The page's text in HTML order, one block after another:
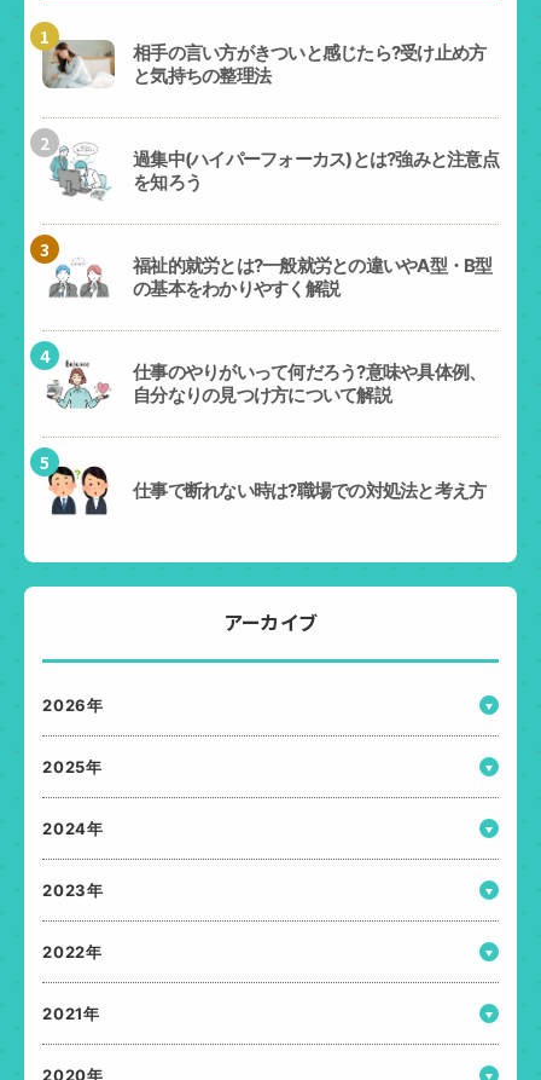
1
相手の言い方がきついと感じたら?受け止め方
と気持ちの整理法
2
過集中(ハイパーフォーカス)とは?強みと注意点
を知ろう
3
福祉的就労とは?一般就労との違いやA型・B型
の基本をわかりやすく解説
4
仕事のやりがいって何だろう?意味や具体例、
自分なりの見つけ方について解説
5
仕事で断れない時は?職場での対処法と考え方
アーカイブ
2026年
2025年
2024年
2023年
2022年
2021年
2020年